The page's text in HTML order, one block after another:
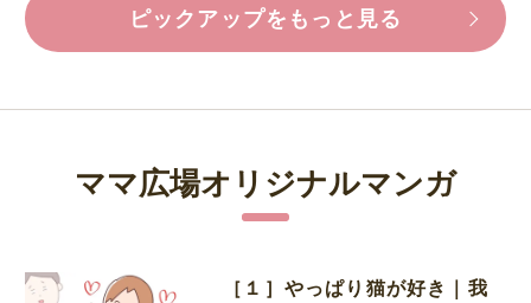
ピックアップをもっと見る
ママ広場オリジナルマンガ
［１］やっぱり猫が好き｜我